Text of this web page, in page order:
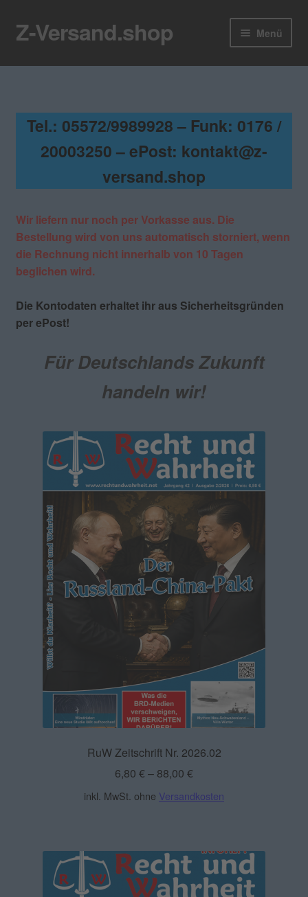
Zur
Navigation
Zum
Inhalt
Z-Versand.shop Menü
Z-Versand
Rundbrief
Tel.: 05572/9989928 – Funk: 0176 /
20003250 – ePost: kontakt@z-
versand.shop
Wir liefern nur noch per Vorkasse aus. Die
Bestellung wird von uns automatisch storniert, wenn
die Rechnung nicht innerhalb von 10 Tagen
beglichen wird.
Die Kontodaten erhaltet ihr aus Sicherheitsgründen
per ePost!
Für Deutschlands Zukunft
handeln wir!
RuW Zeitschrift Nr. 2026.02
6,80 €– 88,00 €
inkl. MwSt. ohne Versandkosten